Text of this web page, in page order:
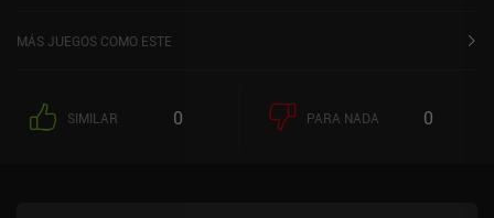
MÁS JUEGOS COMO ESTE
SIMILAR 0 PARA NADA 0